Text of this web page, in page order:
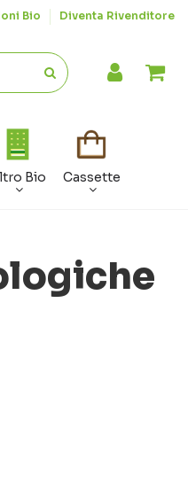
Bio Diventa Rivenditore
Bio Cassette